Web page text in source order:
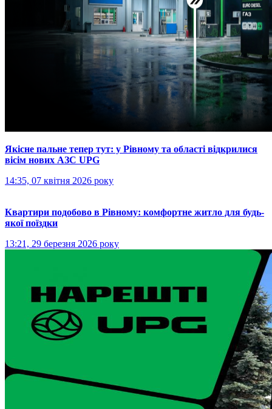
Якісне пальне тепер тут: у Рівному та області відкрилися
вісім нових АЗС UPG
14:35, 07 квітня 2026 року
Квартири подобово в Рівному: комфортне житло для будь-
якої поїздки
13:21, 29 березня 2026 року